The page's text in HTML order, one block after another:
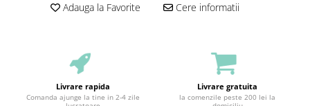
Adauga la Favorite Cere informatii
Livrare rapida
Comanda ajunge la tine in 2-4 zile
Livrare gratuita
la comenzile peste 200 lei la